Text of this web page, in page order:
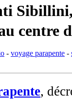
centre
- voyage parapente -
,